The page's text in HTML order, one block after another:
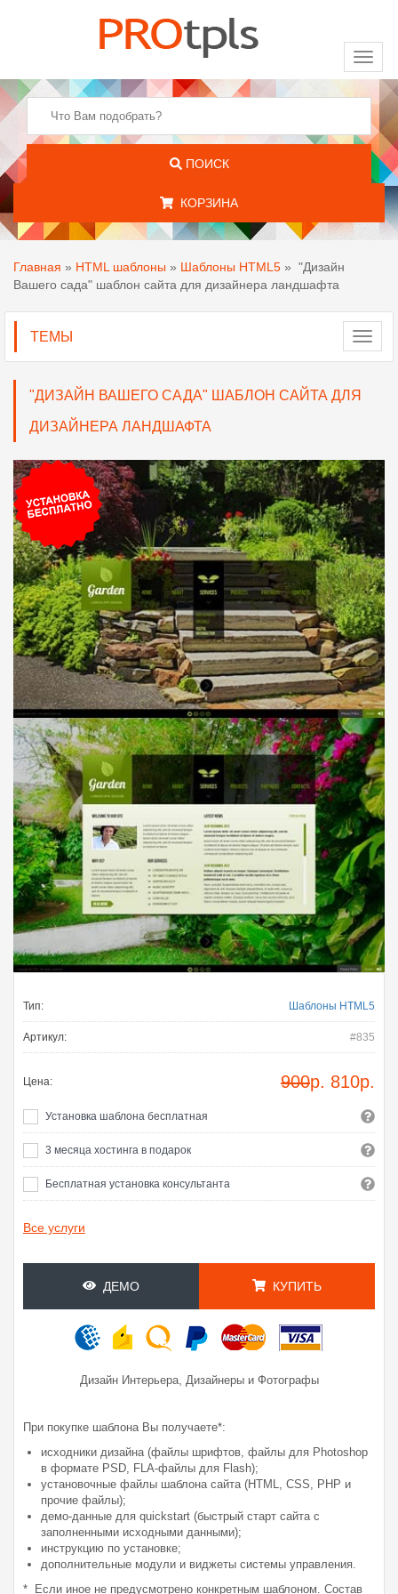
ПОИСК
КОРЗИНА
Главная » HTML шаблоны » Шаблоны HTML5 » "Дизайн
Вашего сада" шаблон сайта для дизайнера ландшафта
ТЕМЫ
"ДИЗАЙН ВАШЕГО САДА" ШАБЛОН САЙТА ДЛЯ
ДИЗАЙНЕРА ЛАНДШАФТА
Тип: Шаблоны HTML5
Артикул: #835
Цена: 900р. 810р.
Установка шаблона бесплатная
3 месяца хостинга в подарок
Бесплатная установка консультанта
Все услуги
ДЕМО КУПИТЬ
Дизайн Интерьера, Дизайнеры и Фотографы
При покупке шаблона Вы получаете*:
исходники дизайна (файлы шрифтов, файлы для Photoshop
в формате PSD, FLA-файлы для Flash);
установочные файлы шаблона сайта (HTML, CSS, PHP и
прочие файлы);
демо-данные для quickstart (быстрый старт сайта с
заполненными исходными данными);
инструкцию по установке;
дополнительные модули и виджеты системы управления.
* Если иное не предусмотрено конкретным шаблоном. Состав